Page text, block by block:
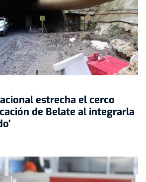
estrecha el cerco
de Belate al integrarla